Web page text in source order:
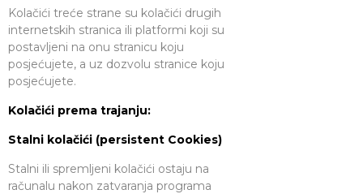
Kolačići treće strane su kolačići drugih
internetskih stranica ili platformi koji su
postavljeni na onu stranicu koju
posjećujete, a uz dozvolu stranice koju
posjećujete.
Kolačići prema trajanju:
Stalni kolačići (persistent Cookies)
Stalni ili spremljeni kolačići ostaju na
računalu nakon zatvaranja programa